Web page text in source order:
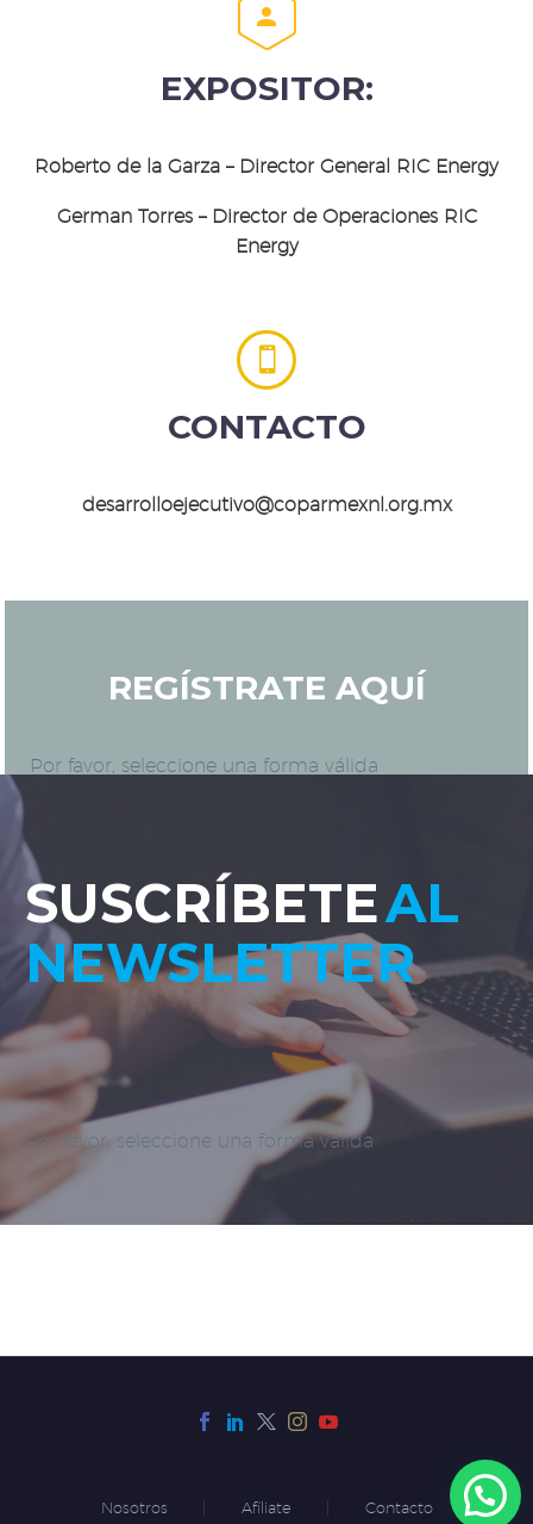


EXPOSITOR:
Roberto de la Garza – Director General RIC Energy
German Torres – Director de Operaciones RIC
Energy


CONTACTO
desarrolloejecutivo@coparmexnl.org.mx
REGÍSTRATE AQUÍ
Por favor, seleccione una forma válida
SUSCRÍBETEAL
NEWSLETTER
Por favor, seleccione una forma válida
Nosotros Afíliate Contacto